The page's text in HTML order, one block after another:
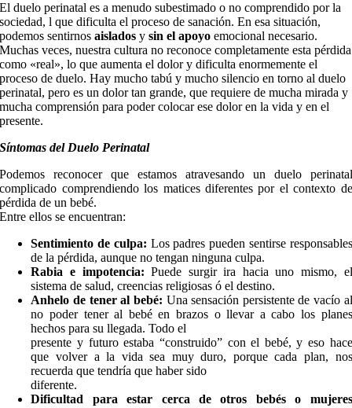
El duelo perinatal es a menudo subestimado o no comprendido por la
sociedad, l que dificulta el proceso de sanación. En esa situación,
podemos sentirnosaislados ysin el apoyo emocional necesario.
Muchas veces, nuestra cultura no reconoce completamente esta pérdida
como «real», lo que aumenta el dolor y dificulta enormemente el
proceso de duelo. Hay mucho tabú y mucho silencio en torno al duelo
perinatal, pero es un dolor tan grande, que requiere de mucha mirada y
mucha comprensión para poder colocar ese dolor en la vida y en el
presente.
Síntomas del Duelo Perinatal
Podemos reconocer que estamos atravesando un duelo perinatal
complicado comprendiendo los matices diferentes por el contexto de
pérdida de un bebé.
Entre ellos se encuentran:
Sentimiento de culpa: Los padres pueden sentirse responsables
de la pérdida, aunque no tengan ninguna culpa.
Rabia e impotencia: Puede surgir ira hacia uno mismo, el
sistema de salud, creencias religiosas ó el destino.
Anhelo de tener al bebé: Una sensación persistente de vacío al
no poder tener al bebé en brazos o llevar a cabo los planes
hechos para su llegada. Todo el
presente y futuro estaba “construido” con el bebé, y eso hace
que volver a la vida sea muy duro, porque cada plan, nos
recuerda que tendría que haber sido
diferente.
Dificultad para estar cerca de otros bebés o mujeres